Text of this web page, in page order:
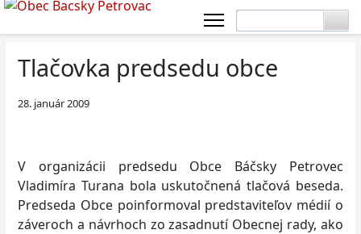
Tlačovka predsedu obce
28. január 2009
V organizácii predsedu Obce Báčsky Petrovec
Vladimíra Turana bola uskutočnená tlačová beseda.
Predseda Obce poinformoval predstaviteľov médií o
záveroch a návrhoch zo zasadnutí Obecnej rady, ako